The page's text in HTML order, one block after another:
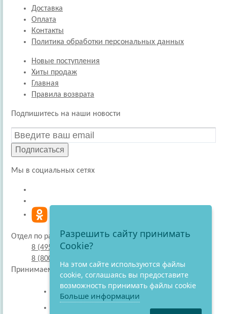
Доставка
Оплата
Контакты
Политика обработки персональных данных
Новые поступления
Хиты продаж
Главная
Правила возврата
Подпишитесь на наши новости
Подписаться
Мы в социальных сетях
Отдел по работе с покупателями
8 (495) 220-51-30
8 (800) 707-27-19
Принимаем к оплате
Разрешить сайту принимать
Cookie?
На этом сайте используются файлы
cookie, соглашаясь вы предоставите
возможность принимать файлы cookie
Больше информации